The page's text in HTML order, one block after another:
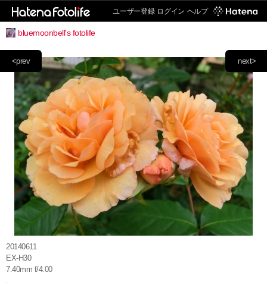
ユーザー登録 ログイン ヘルプ
bluemoonbell's fotolife
next>
<prev
20140611
EX-H30
7.40mm f/4.00